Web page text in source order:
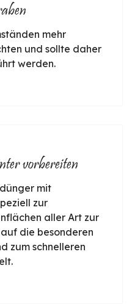
mehr
und sollte daher
werden.
vorbereiten
mit
zur
aller Art zur
die besonderen
zum schnelleren